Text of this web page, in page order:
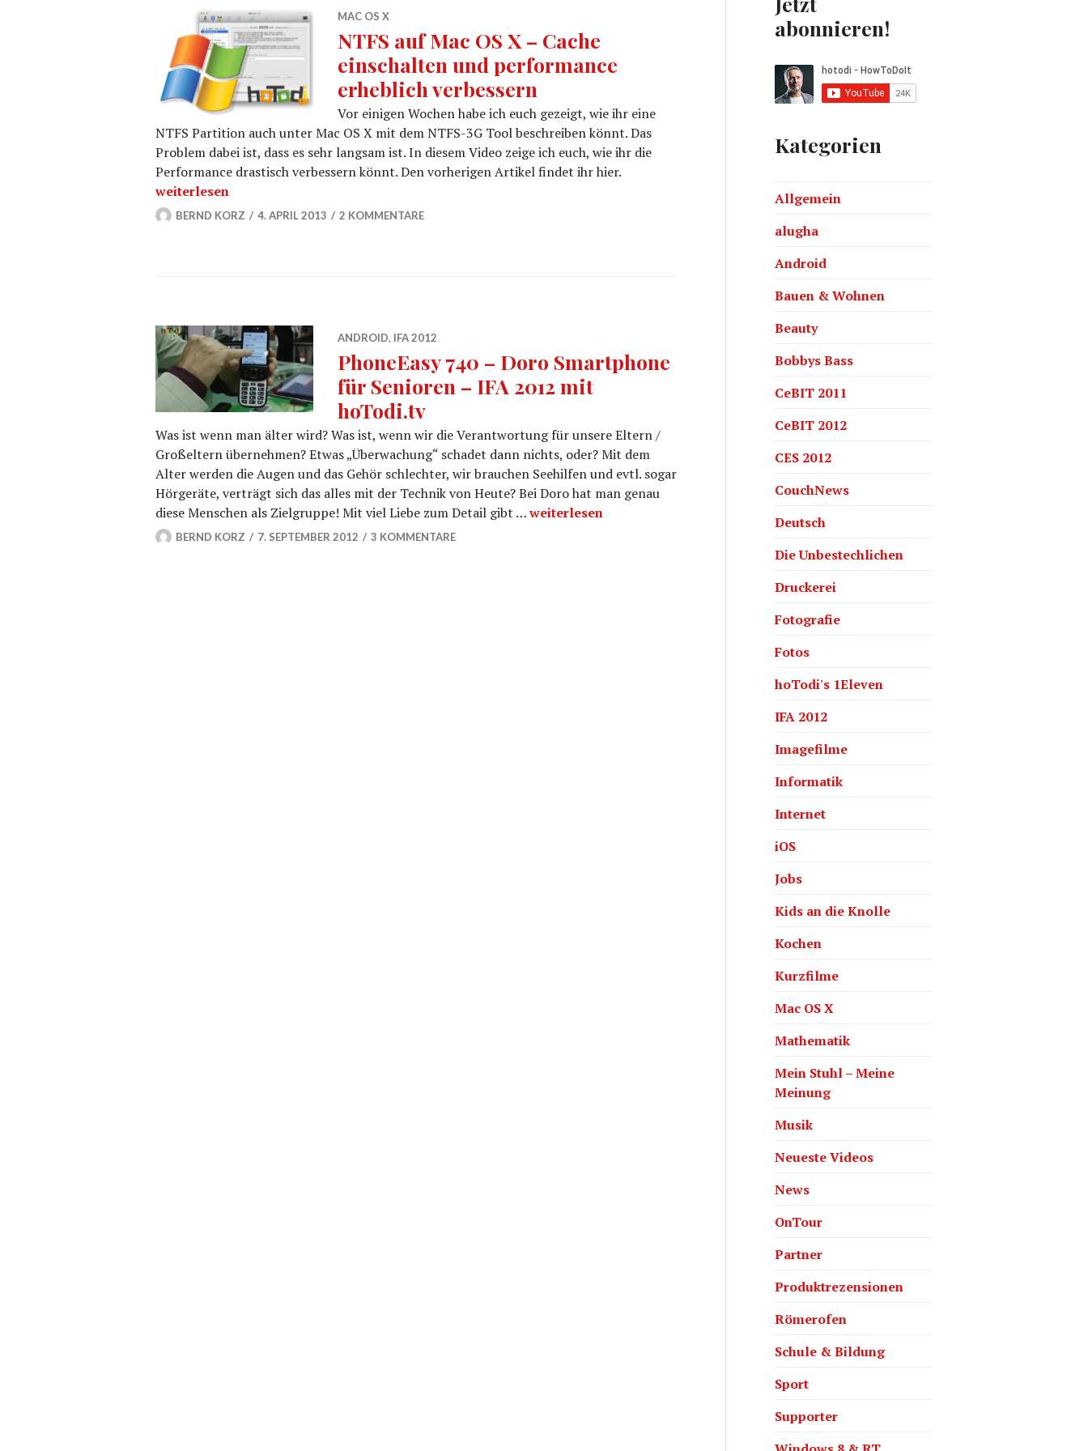
MAC OS X
NTFS auf Mac OS X – Cache
einschalten und performance
erheblich verbessern
Vor einigen Wochen habe ich euch gezeigt, wie ihr eine
NTFS Partition auch unter Mac OS X mit dem NTFS-3G Tool beschreiben könnt. Das
Problem dabei ist, dass es sehr langsam ist. In diesem Video zeige ich euch, wie ihr die
Performance drastisch verbessern könnt. Den vorherigen Artikel findet ihr hier.
NTFS auf Mac OS X – Cache einschalten und performance erheblich verbessern
weiterlesen
BERND KORZ 4. APRIL 2013 2 KOMMENTARE
ANDROID, IFA 2012
PhoneEasy 740 – Doro Smartphone
für Senioren – IFA 2012 mit
hoTodi.tv
Was ist wenn man älter wird? Was ist, wenn wir die Verantwortung für unsere Eltern /
Großeltern übernehmen? Etwas „Überwachung“ schadet dann nichts, oder? Mit dem
Alter werden die Augen und das Gehör schlechter, wir brauchen Seehilfen und evtl. sogar
Hörgeräte, verträgt sich das alles mit der Technik von Heute? Bei Doro hat man genau
diese Menschen als Zielgruppe! Mit viel Liebe zum Detail gibt …PhoneEasy 740 – Doro Smartphone für Senioren – IFA 2012 mit hoTodi.tv
weiterlesen
BERND KORZ 7. SEPTEMBER 2012 3 KOMMENTARE
abonnieren!
Kategorien
Allgemein
alugha
Android
Bauen & Wohnen
Beauty
Bobbys Bass
CeBIT 2011
CeBIT 2012
CES 2012
CouchNews
Deutsch
Die Unbestechlichen
Druckerei
Fotografie
Fotos
hoTodi's 1Eleven
IFA 2012
Imagefilme
Informatik
Internet
iOS
Jobs
Kids an die Knolle
Kochen
Kurzfilme
Mac OS X
Mathematik
Mein Stuhl – Meine
Meinung
Musik
Neueste Videos
News
OnTour
Partner
Produktrezensionen
Römerofen
Schule & Bildung
Sport
Supporter